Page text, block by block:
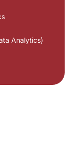
Analytics)